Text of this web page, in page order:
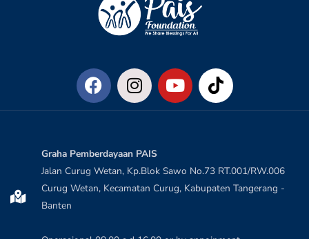
Graha Pemberdayaan PAIS
Jalan Curug Wetan, Kp.Blok Sawo No.73 RT.001/RW.006
Curug Wetan, Kecamatan Curug, Kabupaten Tangerang -
Banten